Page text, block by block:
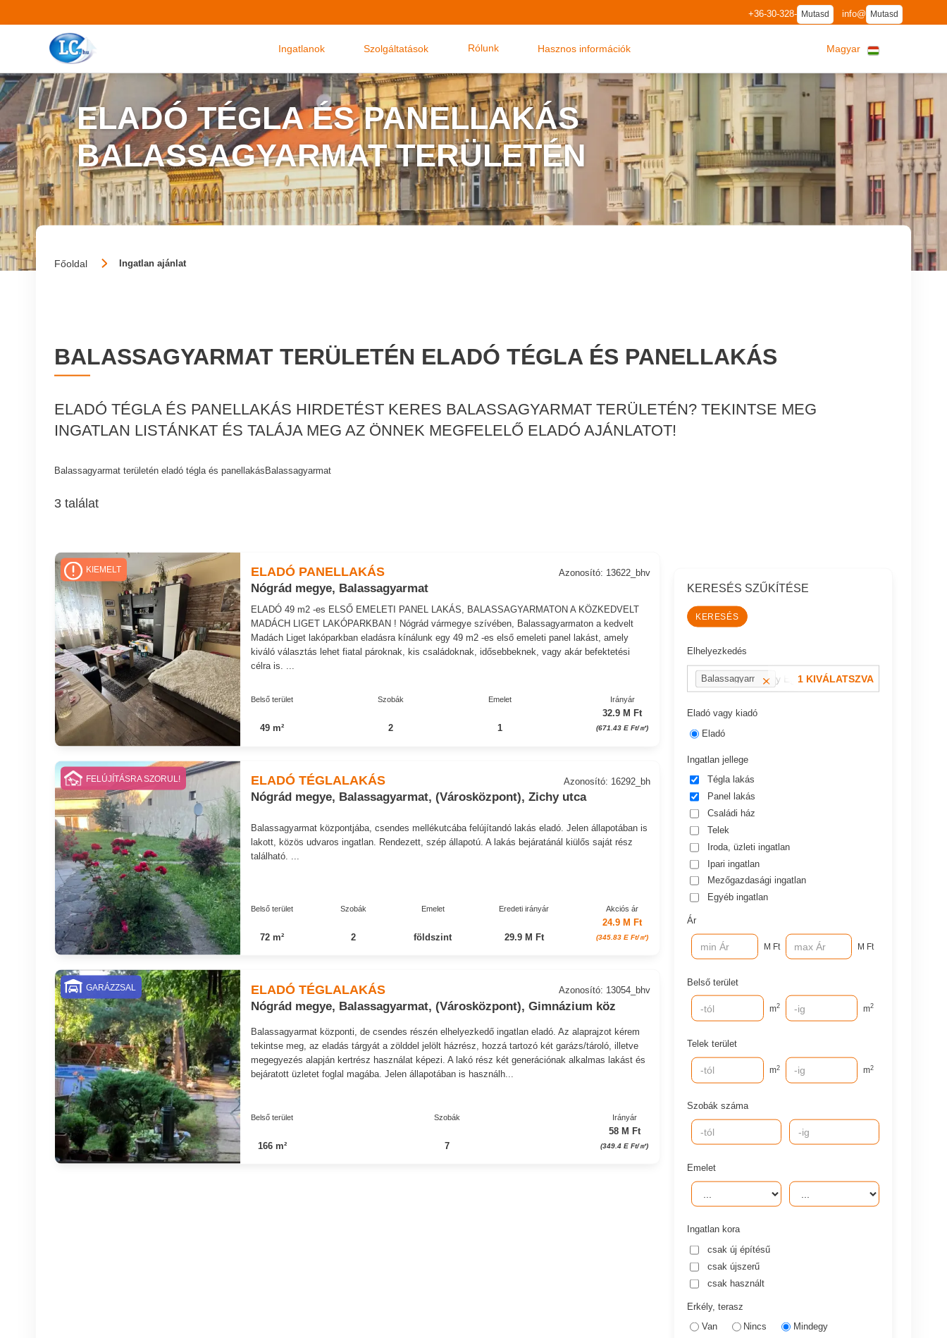
+36-30-328- Mutasd info@ Mutasd
Ingatlanok Szolgáltatások Rólunk Hasznos információk Magyar
ELADÓ TÉGLA ÉS PANELLAKÁS
BALASSAGYARMAT TERÜLETÉN
Főoldal Ingatlan ajánlat
BALASSAGYARMAT TERÜLETÉN ELADÓ TÉGLA ÉS PANELLAKÁS
ELADÓ TÉGLA ÉS PANELLAKÁS HIRDETÉST KERES BALASSAGYARMAT TERÜLETÉN? TEKINTSE MEG
INGATLAN LISTÁNKAT ÉS TALÁJA MEG AZ ÖNNEK MEGFELELŐ ELADÓ AJÁNLATOT!
Balassagyarmat területén eladó tégla és panellakásBalassagyarmat
3 találat
ELADÓ PANELLAKÁS
Nógrád megye, Balassagyarmat
Azonosító: 13622_bhv
ELADÓ 49 m2 -es ELSŐ EMELETI PANEL LAKÁS, BALASSAGYARMATON A KÖZKEDVELT
MADÁCH LIGET LAKÓPARKBAN ! Nógrád vármegye szívében, Balassagyarmaton a kedvelt
Madách Liget lakóparkban eladásra kínálunk egy 49 m2 -es első emeleti panel lakást, amely
kiváló választás lehet fiatal pároknak, kis családoknak, idősebbeknek, vagy akár befektetési
célra is. ...
Belső terület
49 m²
Szobák
2
Emelet
1
Irányár
32.9 M Ft
(671.43 E Ft/㎡)
KIEMELT
ELADÓ TÉGLALAKÁS
Nógrád megye, Balassagyarmat, (Városközpont), Zichy utca
Azonosító: 16292_bh
Balassagyarmat központjába, csendes mellékutcába felújítandó lakás eladó. Jelen állapotában is
lakott, közös udvaros ingatlan. Rendezett, szép állapotú. A lakás bejáratánál kiülős saját rész
található. ...
Belső terület
72 m²
Szobák
2
Emelet
földszint
Eredeti irányár
29.9 M Ft
Akciós ár
24.9 M Ft
(345.83 E Ft/㎡)
FELÚJÍTÁSRA SZORUL!
ELADÓ TÉGLALAKÁS
Nógrád megye, Balassagyarmat, (Városközpont), Gimnázium köz
Azonosító: 13054_bhv
Balassagyarmat központi, de csendes részén elhelyezkedő ingatlan eladó. Az alaprajzot kérem
tekintse meg, az eladás tárgyát a zölddel jelölt házrész, hozzá tartozó két garázs/tároló, illetve
megegyezés alapján kertrész használat képezi. A lakó rész két generációnak alkalmas lakást és
bejáratott üzletet foglal magába. Jelen állapotában is használh...
Belső terület
166 m²
Szobák
7
Irányár
58 M Ft
(349.4 E Ft/㎡)
GARÁZZSAL
KERESÉS SZŰKÍTÉSE
Elhelyezkedés
pl.: 13 kerület vagy Eger, Dobó utca
Balassagyarmat 1 KIVÁLATSZVA
Eladó vagy kiadó
Eladó
Ingatlan jellege
Tégla lakás
Panel lakás
Családi ház
Telek
Iroda, üzleti ingatlan
Ipari ingatlan
Mezőgazdasági ingatlan
Egyéb ingatlan
Ár
M Ft M Ft
Belső terület
m2 m2
Telek terület
m2 m2
Szobák száma
Emelet
Ingatlan kora
csak új építésű
csak újszerű
csak használt
Erkély, terasz
Van
Nincs Mindegy